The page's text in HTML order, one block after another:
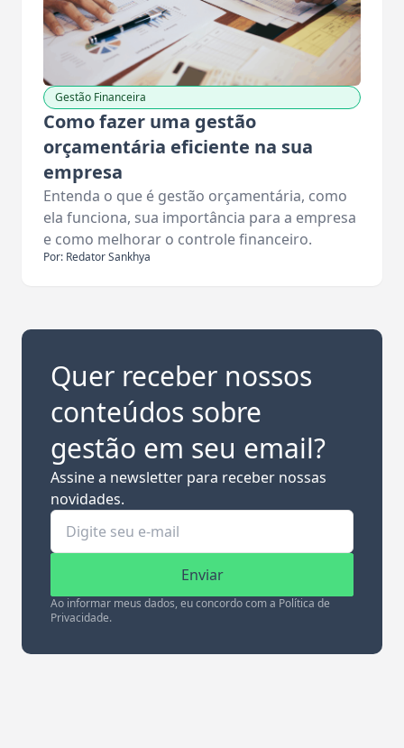
Gestão Financeira
Como fazer uma gestão
orçamentária eficiente na sua
empresa
Entenda o que é gestão orçamentária, como
ela funciona, sua importância para a empresa
e como melhorar o controle financeiro.
Por: Redator Sankhya
Quer receber nossos
conteúdos sobre
gestão em seu email?
Assine a newsletter para receber nossas
novidades.
Enviar
Ao informar meus dados, eu concordo com a Política de
Privacidade.